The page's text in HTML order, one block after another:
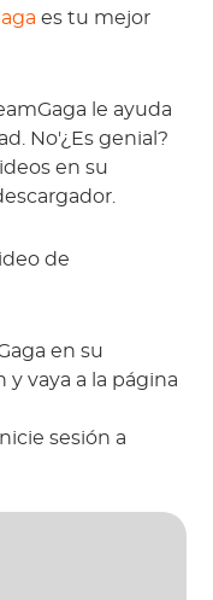
es tu mejor
le ayuda
No'¿Es genial?
en su
de
en su
y vaya a la página
sesión a